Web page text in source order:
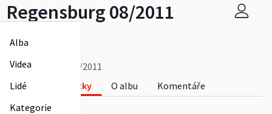
Alba
Videa
Lidé
Kategorie
Regensburg 08/2011
Regensburg 08/2011
Fotky
O albu
Komentáře
0